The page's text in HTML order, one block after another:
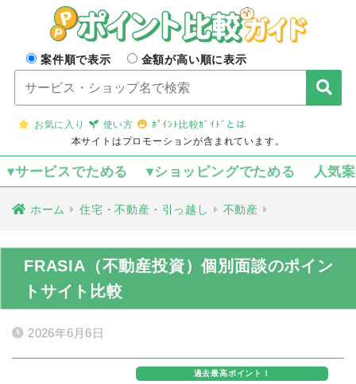
案件順で表示 金額が高い順に表示
お気に入り 使い方
ﾎﾟｲﾝﾄ比較ｶﾞｲﾄﾞとは
本サイトはプロモーションが含まれています。
▾サービスでためる ▾ショッピングでためる 人気
ホーム 住宅・不動産・引っ越し 不動産
FRASIA（不動産投資）個別面談のポイン
トサイト比較
2026年6月6日
過去最高ポイント！